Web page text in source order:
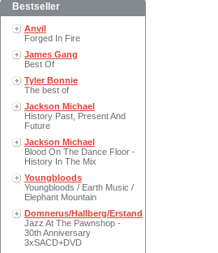
Bestseller
Anvil
Forged In Fire
James Gang
Best Of
Tyler Bonnie
The best of
Jackson Michael
History Past, Present And
Future
Jackson Michael
Blood On The Dance Floor -
History In The Mix
Youngbloods
Youngbloods / Earth Music /
Elephant Mountain
Domnerus/Hallberg/Erstand
Jazz At The Pawnshop -
30th Anniversary
3xSACD+DVD